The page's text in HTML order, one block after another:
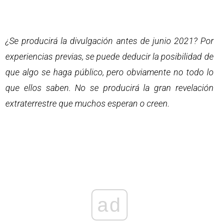
¿Se producirá la divulgación antes de junio 2021? Por
experiencias previas, se puede deducir la posibilidad de
que algo se haga público, pero obviamente no todo lo
que ellos saben. No se producirá la gran revelación
extraterrestre que muchos esperan o creen.
ad